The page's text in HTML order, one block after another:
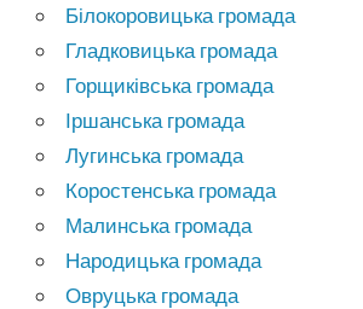
Білокоровицька громада
Гладковицька громада
Горщиківська громада
Іршанська громада
Лугинська громада
Коростенська громада
Малинська громада
Народицька громада
Овруцька громада